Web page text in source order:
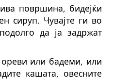
површина, бидејќи
сируп. Чувајте ги во
да ја задржат
ореви или бадеми, или
кашата, овесните